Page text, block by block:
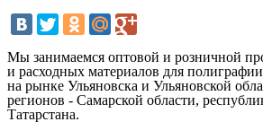
Мы занимаемся оптовой и розничной
и расходных материалов для
на рынке Ульяновска и Ульяновской
регионов - Самарской области,
Татарстана.